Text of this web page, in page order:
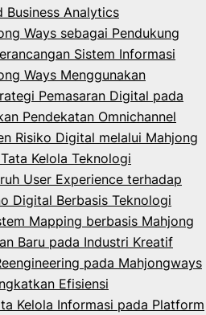
Business Analytics
Ways sebagai Pendukung
Sistem Informasi
Ways Menggunakan
Pemasaran Digital pada
Pendekatan Omnichannel
Risiko Digital melalui Mahjong
Kelola Teknologi
User Experience terhadap
Digital Berbasis Teknologi
Mapping berbasis Mahjong
Baru pada Industri Kreatif
pada Mahjongways
Efisiensi
Kelola Informasi pada Platform